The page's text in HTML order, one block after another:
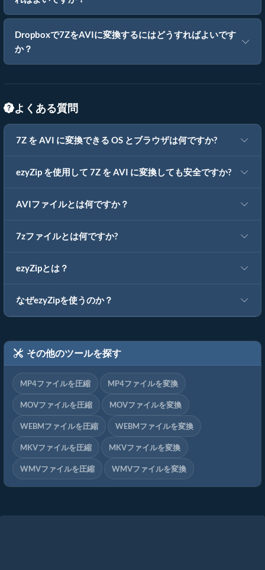
Dropboxで7ZをAVIに変換するにはどうすればよいです
か？
よくある質問
7Z を AVI に変換できる OS とブラウザは何ですか?
ezyZip を使用して 7Z を AVI に変換しても安全ですか?
AVIファイルとは何ですか？
7zファイルとは何ですか?
ezyZipとは？
なぜezyZipを使うのか？
その他のツールを探す
MP4ファイルを圧縮 MP4ファイルを変換
MOVファイルを圧縮 MOVファイルを変換
WEBMファイルを圧縮 WEBMファイルを変換
MKVファイルを圧縮 MKVファイルを変換
WMVファイルを圧縮 WMVファイルを変換